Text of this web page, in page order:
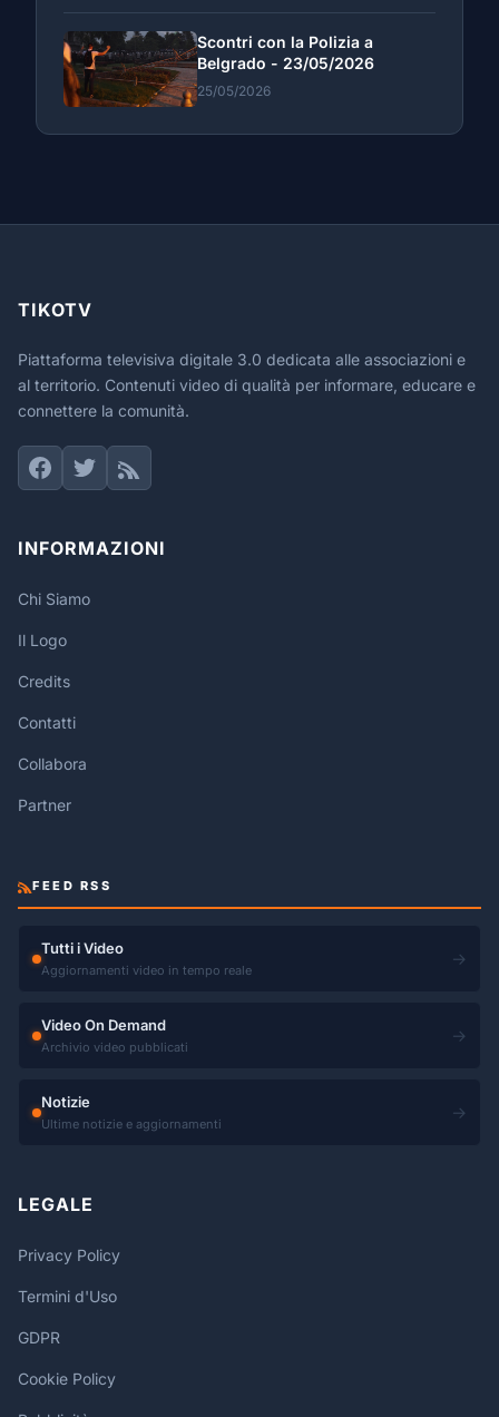
Scontri con la Polizia a
Belgrado - 23/05/2026
25/05/2026
TIKOTV
Piattaforma televisiva digitale 3.0 dedicata alle associazioni e
al territorio. Contenuti video di qualità per informare, educare e
connettere la comunità.
INFORMAZIONI
Chi Siamo
Il Logo
Credits
Contatti
Collabora
Partner
FEED RSS
Tutti i Video
Aggiornamenti video in tempo reale
→
Video On Demand
Archivio video pubblicati
→
Notizie
Ultime notizie e aggiornamenti
→
LEGALE
Privacy Policy
Termini d'Uso
GDPR
Cookie Policy